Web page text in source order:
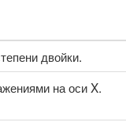
двойки.
на оси X.